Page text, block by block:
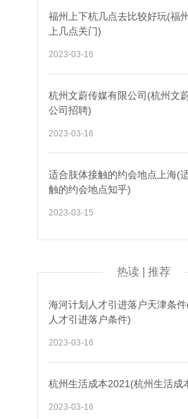
福州上下杭几点去比较好玩(福
上几点关门)
2023-03-16
杭州文蔚传媒有限公司(杭州文
公司招聘)
2023-03-16
适合肢体接触的约会地点上海(
触的约会地点知乎)
2023-03-15
热读 | 推荐
海河计划人才引进落户天津条
人才引进落户条件)
2023-03-16
杭州生活成本2021(杭州生活成
2023-03-16